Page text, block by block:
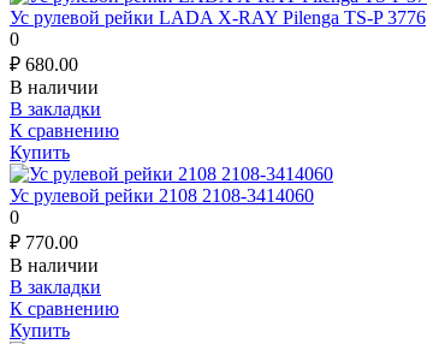
Ус рулевой рейки LADA X-RAY Pilenga TS-P 3776
0
₽ 680.00
В наличии
В закладки
К сравнению
Купить
Ус рулевой рейки 2108 2108-3414060
0
₽ 770.00
В наличии
В закладки
К сравнению
Купить